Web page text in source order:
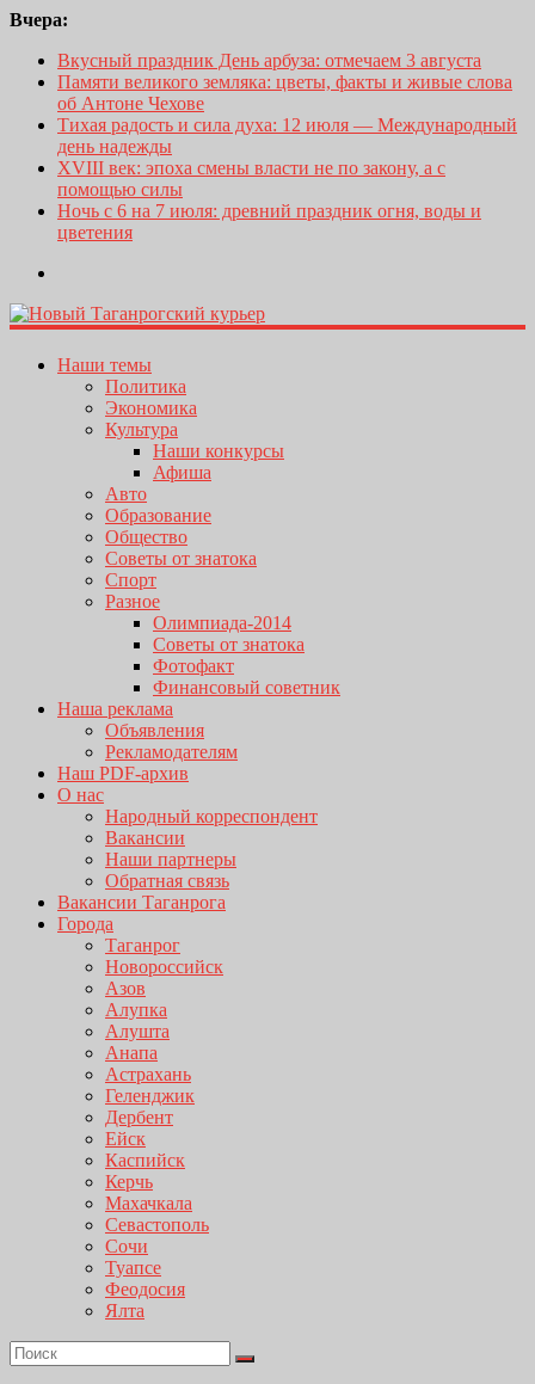
Вчера:
Вкусный праздник День арбуза: отмечаем 3 августа
Памяти великого земляка: цветы, факты и живые слова
об Антоне Чехове
Тихая радость и сила духа: 12 июля — Международный
день надежды
XVIII век: эпоха смены власти не по закону, а с
помощью силы
Ночь с 6 на 7 июля: древний праздник огня, воды и
цветения
Наши темы
Политика
Экономика
Культура
Наши конкурсы
Афиша
Авто
Образование
Общество
Советы от знатока
Спорт
Разное
Олимпиада-2014
Советы от знатока
Фотофакт
Финансовый советник
Наша реклама
Объявления
Рекламодателям
Наш PDF-архив
О нас
Народный корреспондент
Вакансии
Наши партнеры
Обратная связь
Вакансии Таганрога
Города
Таганрог
Новороссийск
Азов
Алупка
Алушта
Анапа
Астрахань
Геленджик
Дербент
Ейск
Каспийск
Керчь
Махачкала
Севастополь
Сочи
Туапсе
Феодосия
Ялта